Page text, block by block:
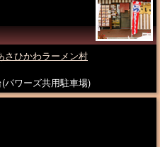
さひかわラーメン村
ワーズ共用駐車場)